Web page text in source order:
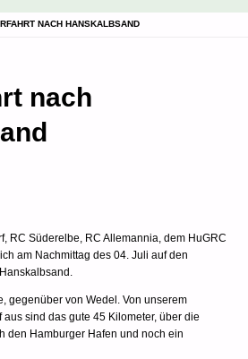
NACH HANSKALBSAND
nach
RC Süderelbe, RC Allemannia, dem HuGRC
am Nachmittag des 04. Juli auf den
gegenüber von Wedel. Von unserem
sind das gute 45 Kilometer, über die
den Hamburger Hafen und noch ein